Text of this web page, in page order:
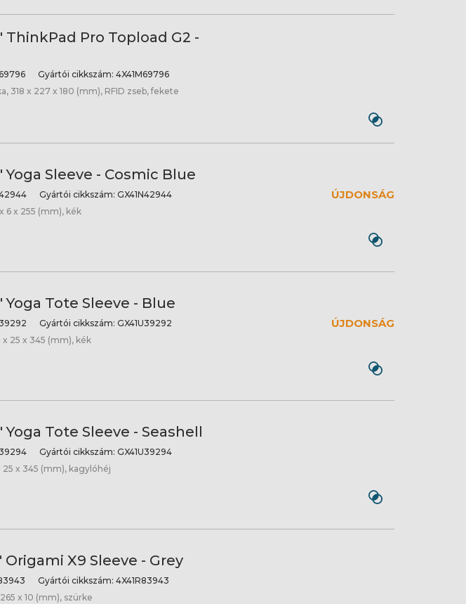
ThinkPad Pro Topload G2 -
Gyártói cikkszám: 4X41M69796
318 x 227 x 180 (mm), RFID zseb, fekete
Yoga Sleeve - Cosmic Blue
Gyártói cikkszám: GX41N42944
6 x 255 (mm), kék
ÚJDONSÁG
Yoga Tote Sleeve - Blue
Gyártói cikkszám: GX41U39292
x 25 x 345 (mm), kék
ÚJDONSÁG
Yoga Tote Sleeve - Seashell
Gyártói cikkszám: GX41U39294
25 x 345 (mm), kagylóhéj
Origami X9 Sleeve - Grey
Gyártói cikkszám: 4X41R83943
x 10 (mm), szürke